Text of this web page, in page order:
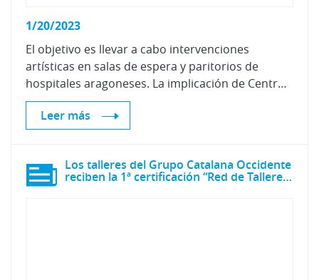
1/20/2023
El objetivo es llevar a cabo intervenciones
artísticas en salas de espera y paritorios de
hospitales aragoneses. La implicación de Centro Zaragoza en este proyecto supone un compromiso con diferentes ODS de la Agenda 2030
Leer más
Los talleres del Grupo Catalana Occidente
reciben la 1ª certificación “Red de Talleres Sostenible CZ